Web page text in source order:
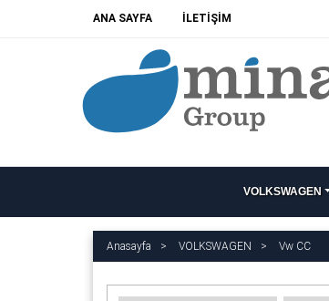
ANA SAYFA İLETİŞİM
VOLKSWAGEN
Anasayfa VOLKSWAGEN Vw CC